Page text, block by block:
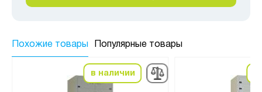
Похожие товары Популярные товары
в наличии